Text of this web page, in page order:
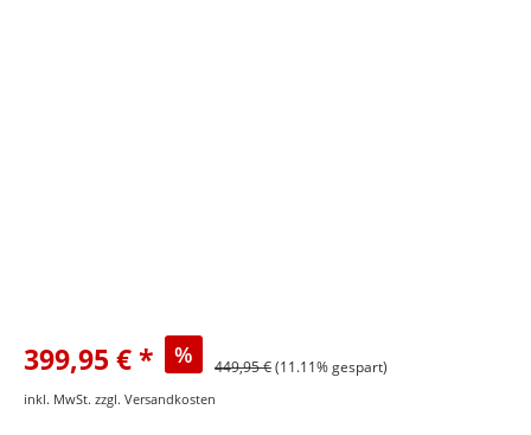
399,95 € % 449,95 €(11.11% gespart)
inkl. MwSt. zzgl. Versandkosten